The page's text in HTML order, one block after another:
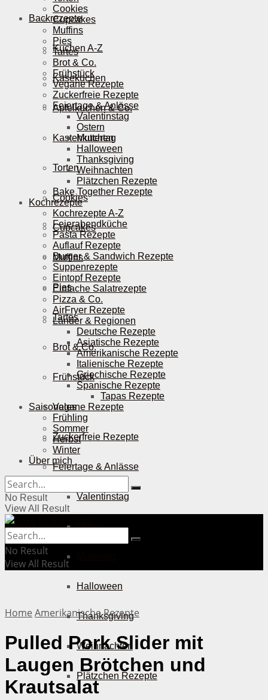
Backrezepte
Kuchen A-Z
Käsekuchen
Apfelkuchen & Co.
Kastenkuchen
Torten
Cookies
Cupcakes
Muffins
Pies
Tartes
Brot & Co.
Frühstück
Vegane Rezepte
Zuckerfreie Rezepte
Feiertage & Anlässe
Valentinstag
Ostern
Halloween
Thanksgiving
Weihnachten
Plätzchen Rezepte
Cookies
Cupcakes
Muffins
Pies
Tartes
Brot & Co.
Frühstück
Vegane Rezepte
Zuckerfreie Rezepte
Feiertage & Anlässe
Valentinstag
Ostern
Muttertag
Halloween
Thanksgiving
Weihnachten
Plätzchen Rezepte
Bake Together Rezepte
Kochrezepte
Kochrezepte A-Z
Feierabendküche
Pasta Rezepte
Auflauf Rezepte
Burger & Sandwich Rezepte
Suppenrezepte
Eintopf Rezepte
Einfache Salatrezepte
Pizza & Co.
AirFryer Rezepte
Länder & Regionen
Deutsche Rezepte
Asiatische Rezepte
Amerikanische Rezepte
Italienische Rezepte
Griechische Rezepte
Spanische Rezepte
Tapas Rezepte
Saisonales
Frühling
Sommer
Herbst
Winter
Über mich
No Result
View All Result
No Result
View All Result
Home Amerikanische Rezepte
Pulled Pork Slider mit
Laugen Brötchen und
Krautsalat